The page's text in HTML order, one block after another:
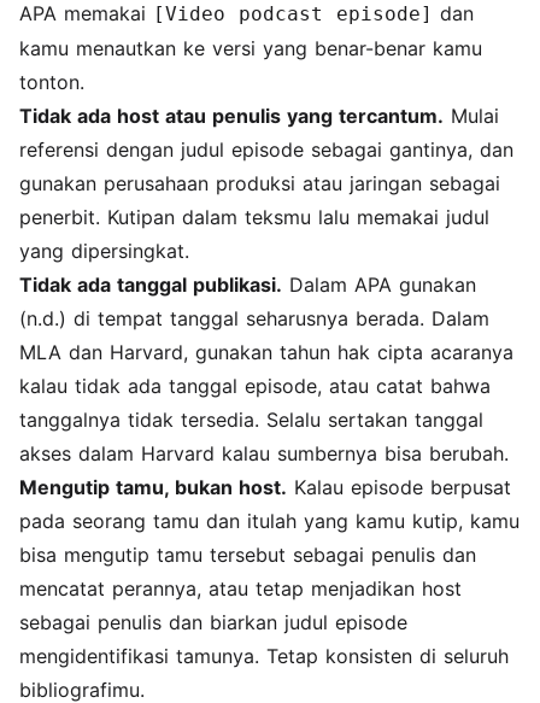
APA memakai [Video podcast episode] dan
kamu menautkan ke versi yang benar-benar kamu
tonton.
Tidak ada host atau penulis yang tercantum. Mulai
referensi dengan judul episode sebagai gantinya, dan
gunakan perusahaan produksi atau jaringan sebagai
penerbit. Kutipan dalam teksmu lalu memakai judul
yang dipersingkat.
Tidak ada tanggal publikasi. Dalam APA gunakan
(n.d.) di tempat tanggal seharusnya berada. Dalam
MLA dan Harvard, gunakan tahun hak cipta acaranya
kalau tidak ada tanggal episode, atau catat bahwa
tanggalnya tidak tersedia. Selalu sertakan tanggal
akses dalam Harvard kalau sumbernya bisa berubah.
Mengutip tamu, bukan host. Kalau episode berpusat
pada seorang tamu dan itulah yang kamu kutip, kamu
bisa mengutip tamu tersebut sebagai penulis dan
mencatat perannya, atau tetap menjadikan host
sebagai penulis dan biarkan judul episode
mengidentifikasi tamunya. Tetap konsisten di seluruh
bibliografimu.